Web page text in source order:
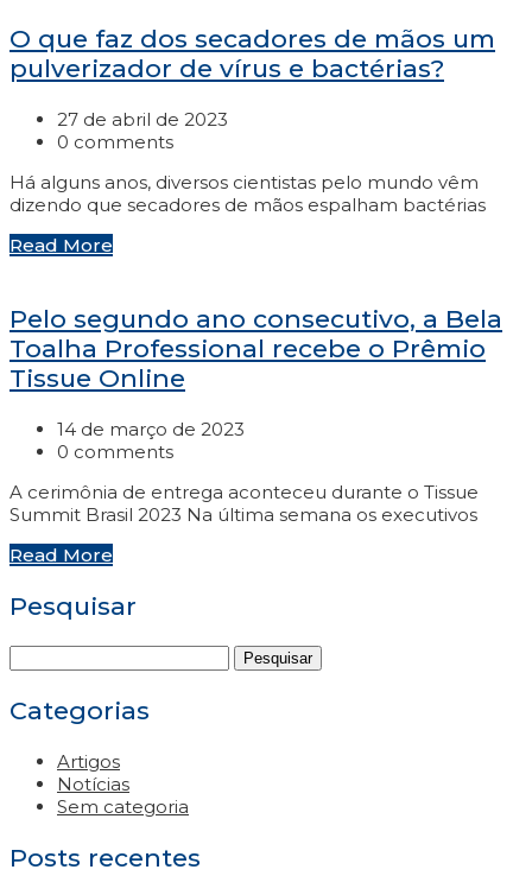
O que faz dos secadores de mãos um
pulverizador de vírus e bactérias?
27 de abril de 2023
0 comments
Há alguns anos, diversos cientistas pelo mundo vêm
dizendo que secadores de mãos espalham bactérias
Read More
Pelo segundo ano consecutivo, a Bela
Toalha Professional recebe o Prêmio
Tissue Online
14 de março de 2023
0 comments
A cerimônia de entrega aconteceu durante o Tissue
Summit Brasil 2023 Na última semana os executivos
Read More
Pesquisar
por:
Categorias
Artigos
Notícias
Sem categoria
Posts recentes